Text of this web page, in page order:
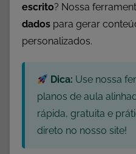
escrito? Nossa
dados para gerar
personalizados.
Dica: Use nossa
planos de aula
rápida, gratuita e
direto no nosso site!